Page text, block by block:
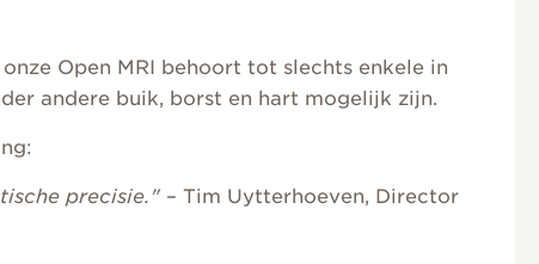
Open MRI behoort tot slechts enkele in
andere buik, borst en hart mogelijk zijn.
precisie."– Tim Uytterhoeven, Director